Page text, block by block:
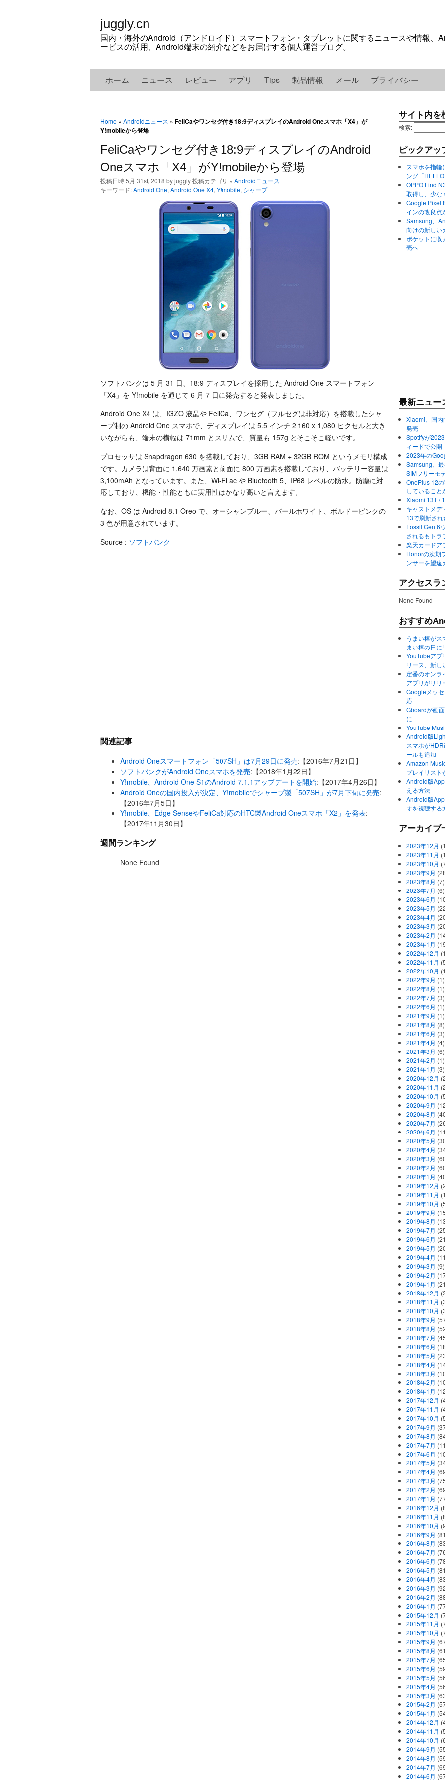
juggly.cn
国内・海外のAndroid（アンドロイド）スマートフォン・タブレットに関するニュースや情報、
ービスの活用、Android端末の紹介などをお届けする個人運営ブログ。
ホーム ニュース レビュー アプリ Tips 製品情報 メール プライバシー
Home » Androidニュース » FeliCaやワンセグ付き18:9ディスプレイのAndroid Oneスマホ「X4」が
Y!mobileから登場
FeliCaやワンセグ付き18:9ディスプレイのAndroid
Oneスマホ「X4」がY!mobileから登場
投稿日時 5月 31st, 2018 by juggly 投稿カテゴリ » Androidニュース
キーワード:Android One, Android One X4, Y!mobile, シャープ
ソフトバンクは 5 月 31 日、18:9 ディスプレイを採用した Android One スマートフォン
「X4」を Y!mobile を通じて 6 月 7 日に発売すると発表しました。
Android One X4 は、IGZO 液晶や FeliCa、ワンセグ（フルセグは非対応）を搭載したシャ
ープ制の Android One スマホで、ディスプレイは 5.5 インチ 2,160 x 1,080 ピクセルと大き
いながらも、端末の横幅は 71mm とスリムで、質量も 157g とそこそこ軽いです。
プロセッサは Snapdragon 630 を搭載しており、3GB RAM + 32GB ROM というメモリ構成
です。カメラは背面に 1,640 万画素と前面に 800 万画素を搭載しており、バッテリー容量は
3,100mAh となっています。また、Wi-Fi ac や Bluetooth 5、IP68 レベルの防水。防塵に対
応しており、機能・性能ともに実用性はかなり高いと言えます。
なお、OS は Android 8.1 Oreo で、オーシャンブルー、パールホワイト、ボルドーピンクの
3 色が用意されています。
Source : ソフトバンク
関連記事
Android Oneスマートフォン「507SH」は7月29日に発売:【2016年7月21日】
ソフトバンクがAndroid Oneスマホを発売:【2018年1月22日】
Y!mobile、Android One S1のAndroid 7.1.1アップデートを開始:【2017年4月26日】
Android Oneの国内投入が決定、Y!mobileでシャープ製「507SH」が7月下旬に発売:
【2016年7月5日】
Y!mobile、Edge SenseやFeliCa対応のHTC製Android Oneスマホ「X2」を発表:
【2017年11月30日】
週間ランキング
None Found
サイト内を
検索:
ピックアッ
スマホを指輪
ング「
OPPO Find
取得し、少な
Google Pixel
インの改良点
Samsung、
向けの新しい
ポケットに収
売へ
最新ニュー
Xiaomi、国内
発売
Spotifyが
ィードで公開
2023年の
Samsung、
SIMフリーモ
OnePlus 12
していること
Xiaomi 13T /
キャストメデ
13で刷新さ
Fossil Gen 6
されるもトラ
楽天カードア
Honorの次期
ンサーを望遠
アクセスラ
None Found
おすすめ
うまい棒がス
まい棒の日に
YouTubeアプ
リース、新し
定番のオンラ
アプリがリリ
Googleメッ
応
Gboardが画
に
YouTube
Android版
スマホが
ールも追加
Amazon
プレイリスト
Android版
える方法
Android版
オを視聴する
アーカイブ
2023年12月
2023年11月
2023年10月
2023年9月
2023年8月 (7)
2023年7月 (6)
2023年6月
2023年5月
2023年4月
2023年3月
2023年2月
2023年1月
2022年12月
2022年11月
2022年10月
2022年9月 (1)
2022年8月 (1)
2022年7月 (3)
2022年6月 (1)
2021年9月 (1)
2021年8月 (8)
2021年6月 (3)
2021年4月 (4)
2021年3月 (6)
2021年2月 (1)
2021年1月 (3)
2020年12月
2020年11月
2020年10月
2020年9月
2020年8月
2020年7月
2020年6月
2020年5月
2020年4月
2020年3月
2020年2月
2020年1月
2019年12月
2019年11月
2019年10月
2019年9月
2019年8月
2019年7月
2019年6月
2019年5月
2019年4月
2019年3月 (9)
2019年2月
2019年1月
2018年12月
2018年11月
2018年10月
2018年9月
2018年8月
2018年7月
2018年6月
2018年5月
2018年4月
2018年3月
2018年2月
2018年1月
2017年12月
2017年11月
2017年10月
2017年9月
2017年8月
2017年7月
2017年6月
2017年5月
2017年4月
2017年3月
2017年2月
2017年1月
2016年12月
2016年11月
2016年10月
2016年9月
2016年8月
2016年7月
2016年6月
2016年5月
2016年4月
2016年3月
2016年2月
2016年1月
2015年12月
2015年11月
2015年10月
2015年9月
2015年8月
2015年7月
2015年6月
2015年5月
2015年4月
2015年3月
2015年2月
2015年1月
2014年12月
2014年11月
2014年10月
2014年9月
2014年8月
2014年7月
2014年6月